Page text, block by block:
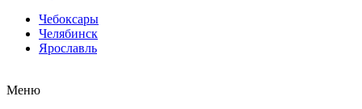
Чебоксары
Челябинск
Ярославль
Меню